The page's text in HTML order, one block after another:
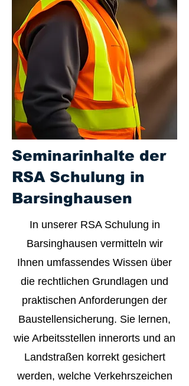
Seminarinhalte der
RSA Schulung in
Barsinghausen
In unserer RSA Schulung in
Barsinghausen vermitteln wir
Ihnen umfassendes Wissen über
die rechtlichen Grundlagen und
praktischen Anforderungen der
Baustellensicherung. Sie lernen,
wie Arbeitsstellen innerorts und an
Landstraßen korrekt gesichert
werden, welche Verkehrszeichen